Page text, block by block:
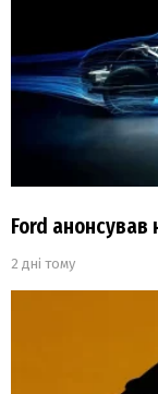
Ford анонсував
2 дні тому